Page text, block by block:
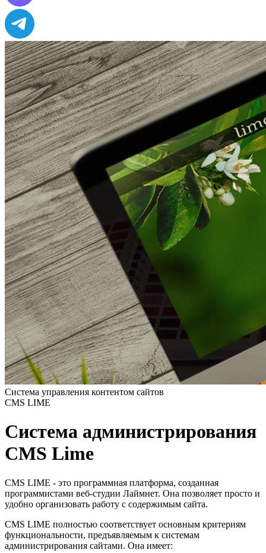
Система управления контентом сайтов
CMS LIME
Система администрирования
CMS Lime
CMS LIME - это программная платформа, созданная
программистами веб-студии Лаймнет. Она позволяет просто и
удобно организовать работу с содержимым сайта.
CMS LIME полностью соответствует основным критериям
функциональности, предъявляемым к системам
администрирования сайтами. Она имеет: